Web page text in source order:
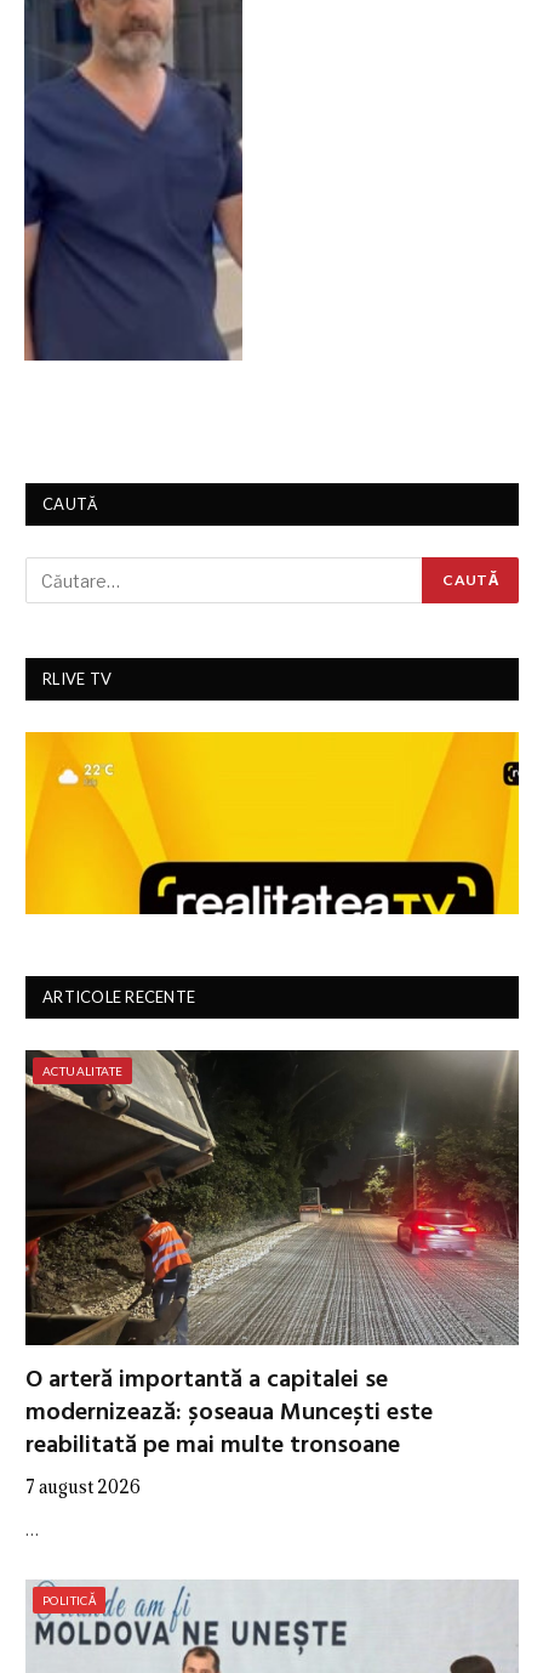
CAUTĂ
RLIVE TV
ARTICOLE RECENTE
ACTUALITATE
O arteră importantă a capitalei se
modernizează: șoseaua Muncești este
reabilitată pe mai multe tronsoane
7 august 2026
…
POLITICĂ